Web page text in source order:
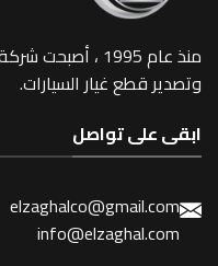
غيار السيارات.
تواصل